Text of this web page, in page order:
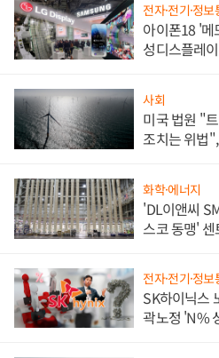
전자·전기·정보
아이폰18 '메
성디스플레
사회
미국 법원 "
조치는 위법
화학·에너지
'DL이앤씨
스코 동맹'
전자·전기·정보
SK하이닉스
곽노정 'N%